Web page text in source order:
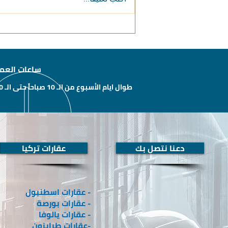
مباني مقاومة للزلازل في
تركيا
ساعات
طوال ايام الأسبوع من الـ 10 صباحاً حتى الـ 10 مساءًَ
عقارات تركيا
- عقارات اسطنبول
- عقارات بورصة
- عقارات يالوفا
دعنا نتصل بك